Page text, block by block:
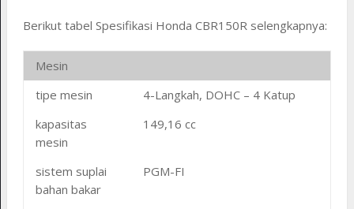
Berikut tabel Spesifikasi Honda CBR150R selengkapnya:
Mesin
tipe mesin
4-Langkah, DOHC – 4 Katup
kapasitas
mesin
149,16 cc
sistem suplai
bahan bakar
PGM-FI